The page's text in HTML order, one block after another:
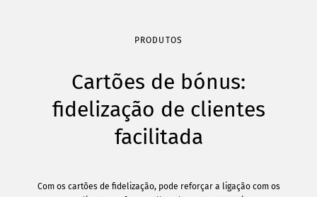
PRODUTOS
Cartões de bónus:
fidelização de clientes
facilitada
Com os cartões de fidelização, pode reforçar a ligação com os